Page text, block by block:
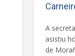
A
asistiu
de